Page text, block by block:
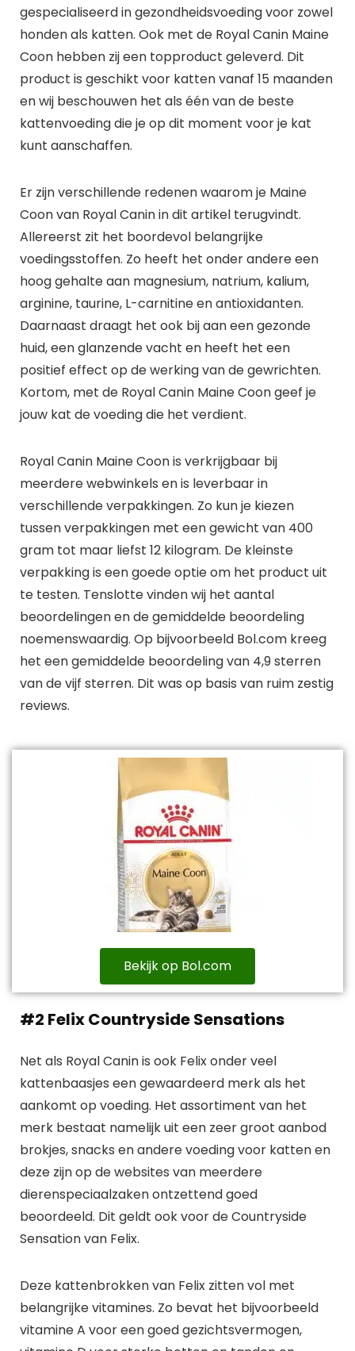
gespecialiseerd in gezondheidsvoeding voor zowel
honden als katten. Ook met de Royal Canin Maine
Coon hebben zij een topproduct geleverd. Dit
product is geschikt voor katten vanaf 15 maanden
en wij beschouwen het als één van de beste
kattenvoeding die je op dit moment voor je kat
kunt aanschaffen.
Er zijn verschillende redenen waarom je Maine
Coon van Royal Canin in dit artikel terugvindt.
Allereerst zit het boordevol belangrijke
voedingsstoffen. Zo heeft het onder andere een
hoog gehalte aan magnesium, natrium, kalium,
arginine, taurine, L-carnitine en antioxidanten.
Daarnaast draagt het ook bij aan een gezonde
huid, een glanzende vacht en heeft het een
positief effect op de werking van de gewrichten.
Kortom, met de Royal Canin Maine Coon geef je
jouw kat de voeding die het verdient.
Royal Canin Maine Coon is verkrijgbaar bij
meerdere webwinkels en is leverbaar in
verschillende verpakkingen. Zo kun je kiezen
tussen verpakkingen met een gewicht van 400
gram tot maar liefst 12 kilogram. De kleinste
verpakking is een goede optie om het product uit
te testen. Tenslotte vinden wij het aantal
beoordelingen en de gemiddelde beoordeling
noemenswaardig. Op bijvoorbeeld Bol.com kreeg
het een gemiddelde beoordeling van 4,9 sterren
van de vijf sterren. Dit was op basis van ruim zestig
reviews.
Bekijk op Bol.com
#2 Felix Countryside Sensations
Net als Royal Canin is ook Felix onder veel
kattenbaasjes een gewaardeerd merk als het
aankomt op voeding. Het assortiment van het
merk bestaat namelijk uit een zeer groot aanbod
brokjes, snacks en andere voeding voor katten en
deze zijn op de websites van meerdere
dierenspeciaalzaken ontzettend goed
beoordeeld. Dit geldt ook voor de Countryside
Sensation van Felix.
Deze kattenbrokken van Felix zitten vol met
belangrijke vitamines. Zo bevat het bijvoorbeeld
vitamine A voor een goed gezichtsvermogen,